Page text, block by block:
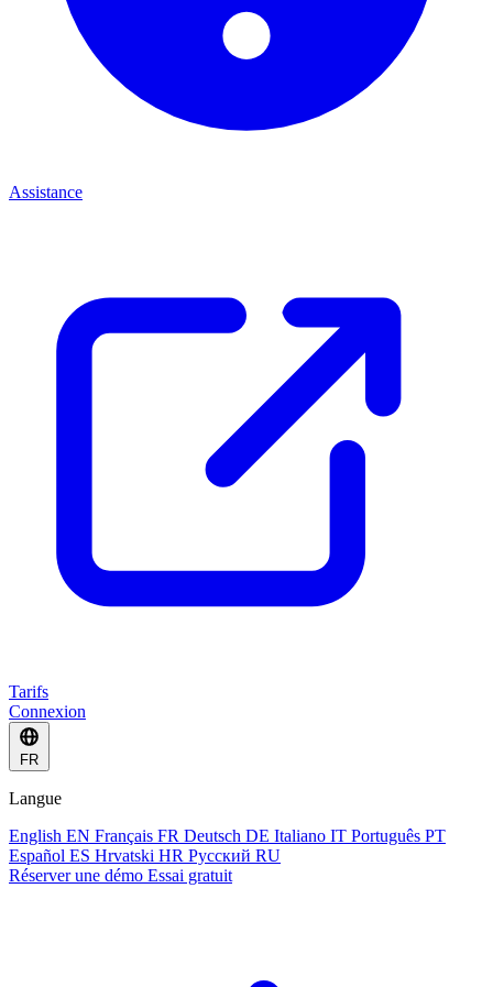
Assistance
Tarifs
Connexion
FR
Langue
English EN Français FR Deutsch DE Italiano IT Português PT
Español ES Hrvatski HR Русский RU
Réserver une démo Essai gratuit